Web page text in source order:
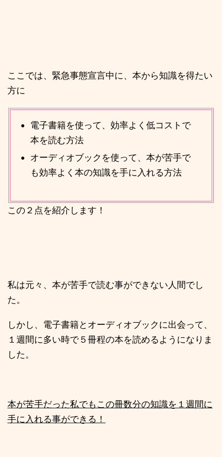
ここでは、緊急事態宣言中に、本から知識を得たい
方に
電子書籍を使って、効率よく低コストで
本を読む方法
オーディオブックを使って、本が苦手で
も効率よく本の知識を手に入れる方法
この２点を紹介します！
私は元々、本が苦手で読む事ができない人間でし
た。
しかし、電子書籍とオーディオブックに出会って、
１週間に多い時で５冊程の本を読めるようになりま
した。
本が苦手だった私でもこの冊数分の知識を１週間に
手に入れる事ができる！